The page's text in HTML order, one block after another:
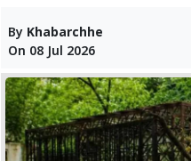
By Khabarchhe
On 08 Jul 2026